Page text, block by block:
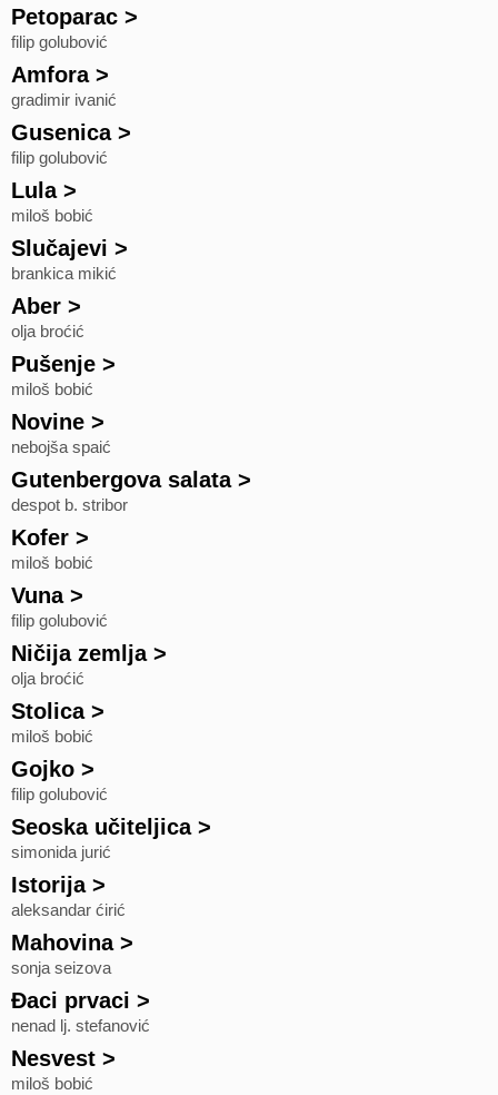
Petoparac >
filip golubović
Amfora>
gradimir ivanić
Gusenica>
filip golubović
Lula>
miloš bobić
Slučajevi >
brankica mikić
Aber >
olja broćić
Pušenje >
miloš bobić
Novine >
nebojša spaić
Gutenbergova salata>
despot b. stribor
Kofer >
miloš bobić
Vuna>
filip golubović
Ničija zemlja>
olja broćić
Stolica>
miloš bobić
Gojko >
filip golubović
Seoska učiteljica>
simonida jurić
Istorija>
aleksandar ćirić
Mahovina>
sonja seizova
Đaci prvaci >
nenad lj. stefanović
Nesvest >
miloš bobić